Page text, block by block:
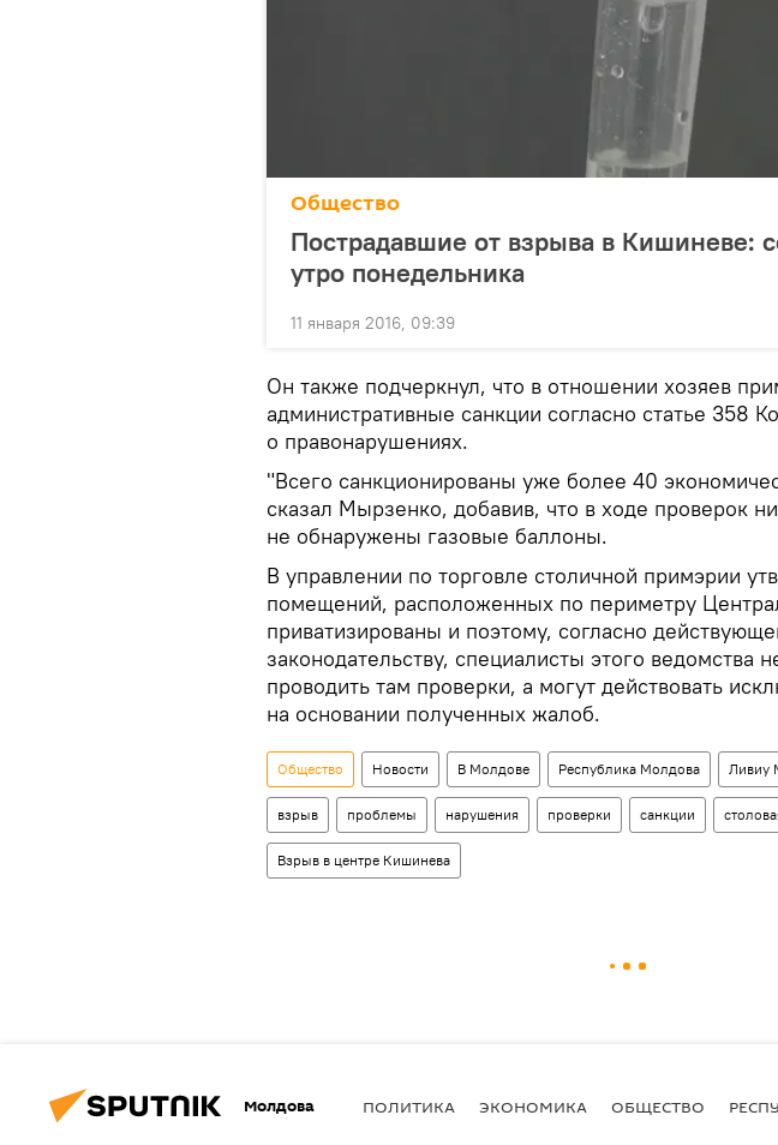
Общество
Пострадавшие от взрыва в Кишиневе:
утро понедельника
11 января 2016, 09:39
Он также подчеркнул, что в отношении хозяев
административные санкции согласно статье 358
о правонарушениях.
"Всего санкционированы уже более 40
сказал Мырзенко, добавив, что в ходе проверок
не обнаружены газовые баллоны.
В управлении по торговле столичной примэрии
помещений, расположенных по периметру
приватизированы и поэтому, согласно
законодательству, специалисты этого ведомства
проводить там проверки, а могут действовать
на основании полученных жалоб.
Общество Новости В Молдове Республика Молдова Ливиу
взрыв проблемы нарушения проверки санкции
Взрыв в центре Кишинева
Молдова ПОЛИТИКА ЭКОНОМИКА ОБЩЕСТВО